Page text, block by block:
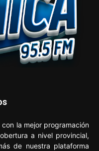
la mejor programación
a nivel provincial,
de nuestra plataforma